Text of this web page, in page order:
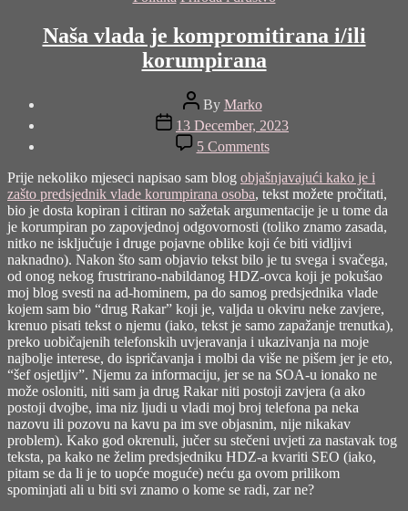
Naša vlada je kompromitirana i/ili
korumpirana
Post
author
By Marko
Post
date
13 December, 2023
5 Commentson
Naša
vlada
je
kompromitirana
i/ili
korumpirana
Prije nekoliko mjeseci napisao sam blog objašnjavajući kako je i
zašto predsjednik vlade korumpirana osoba, tekst možete pročitati,
bio je dosta kopiran i citiran no sažetak argumentacije je u tome da
je korumpiran po zapovjednoj odgovornosti (toliko znamo zasada,
nitko ne isključuje i druge pojavne oblike koji će biti vidljivi
naknadno). Nakon što sam objavio tekst bilo je tu svega i svačega,
od onog nekog frustrirano-nabildanog HDZ-ovca koji je pokušao
moj blog svesti na ad-hominem, pa do samog predsjednika vlade
kojem sam bio “drug Rakar” koji je, valjda u okviru neke zavjere,
krenuo pisati tekst o njemu (iako, tekst je samo zapažanje trenutka),
preko uobičajenih telefonskih uvjeravanja i ukazivanja na moje
najbolje interese, do ispričavanja i molbi da više ne pišem jer je eto,
“šef osjetljiv”. Njemu za informaciju, jer se na SOA-u ionako ne
može osloniti, niti sam ja drug Rakar niti postoji zavjera (a ako
postoji dvojbe, ima niz ljudi u vladi moj broj telefona pa neka
nazovu ili pozovu na kavu pa im sve objasnim, nije nikakav
problem). Kako god okrenuli, jučer su stečeni uvjeti za nastavak tog
teksta, pa kako ne želim predsjedniku HDZ-a kvariti SEO (iako,
pitam se da li je to uopće moguće) neću ga ovom prilikom
spominjati ali u biti svi znamo o kome se radi, zar ne?